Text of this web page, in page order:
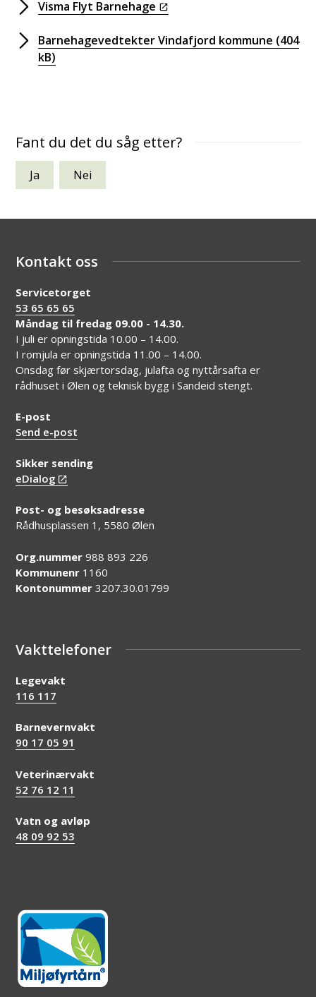
Visma Flyt Barnehage
Barnehagevedtekter Vindafjord kommune (404
kB)
Fant du det du såg etter?
Ja Nei
Kontakt oss
Servicetorget
53 65 65 65
Måndag til fredag 09.00 - 14.30.
I juli er opningstida 10.00 – 14.00.
I romjula er opningstida 11.00 – 14.00.
Onsdag før skjærtorsdag, julafta og nyttårsafta er
rådhuset i Ølen og teknisk bygg i Sandeid stengt.
E-post
Send e-post
Sikker sending
eDialog
Post- og besøksadresse
Rådhusplassen 1, 5580 Ølen
Org.nummer988 893 226
Kommunenr 1160
Kontonummer3207.30.01799
Vakttelefoner
Legevakt
116 117
Barnevernvakt
90 17 05 91
Veterinærvakt
52 76 12 11
Vatn og avløp
48 09 92 53